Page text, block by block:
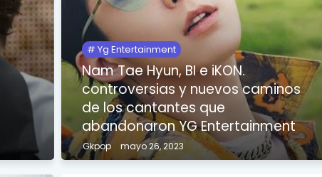
Yg Entertainment
Nam Tae Hyun, BI e iKON.
controversias y nuevos caminos
de los cantantes que
abandonaron YG Entertainment
Gkpop mayo 26, 2023